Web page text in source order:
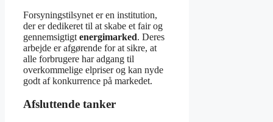
Forsyningstilsynet er en institution,
der er dedikeret til at skabe et fair og
gennemsigtigt energimarked. Deres
arbejde er afgørende for at sikre, at
alle forbrugere har adgang til
overkommelige elpriser og kan nyde
godt af konkurrence på markedet.
Afsluttende tanker